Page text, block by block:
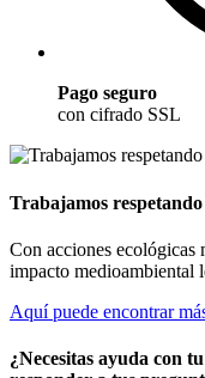
Pago seguro
con cifrado SSL
Trabajamos
Con acciones ecológicas
impacto medioambiental
Aquí puede encontrar
¿Necesitas ayuda con